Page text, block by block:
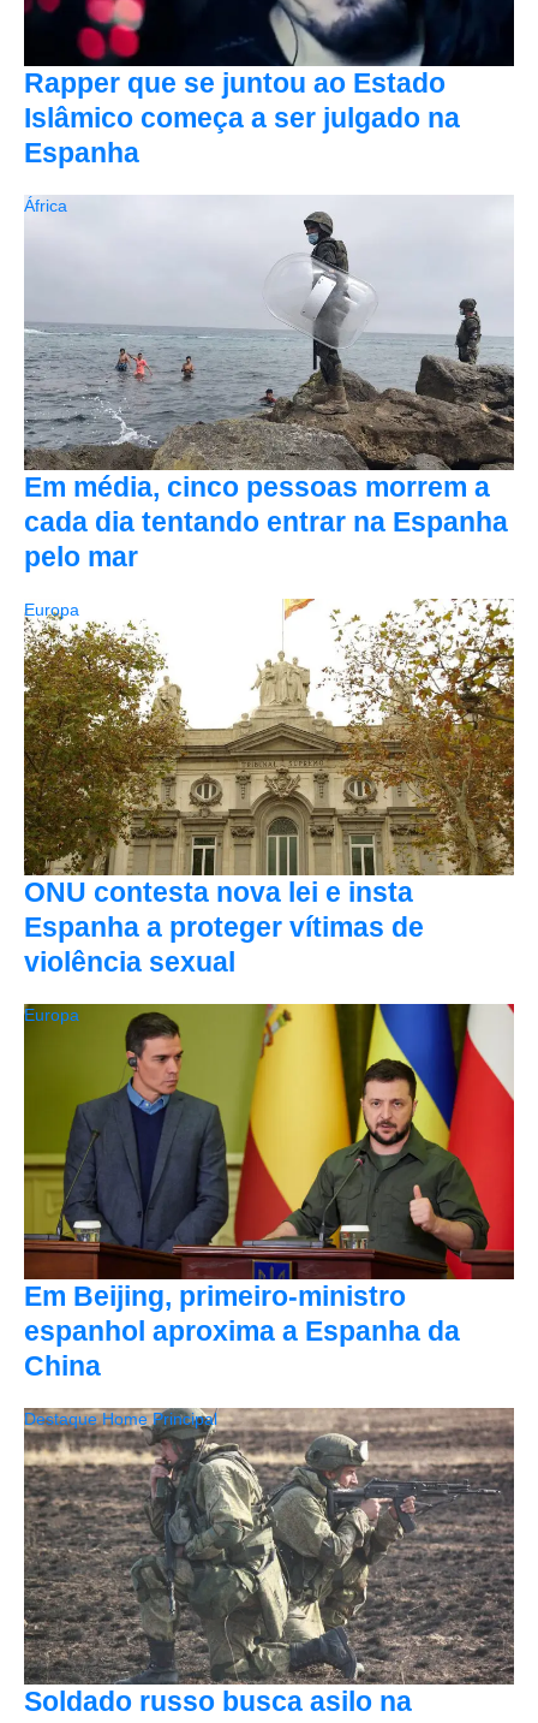
Rapper que se juntou ao Estado
Islâmico começa a ser julgado na
Espanha
Em média, cinco pessoas morrem a
cada dia tentando entrar na Espanha
pelo mar
África
ONU contesta nova lei e insta
Espanha a proteger vítimas de
violência sexual
Europa
Em Beijing, primeiro-ministro
espanhol aproxima a Espanha da
China
Europa
Soldado russo busca asilo na
Destaque Home Principal